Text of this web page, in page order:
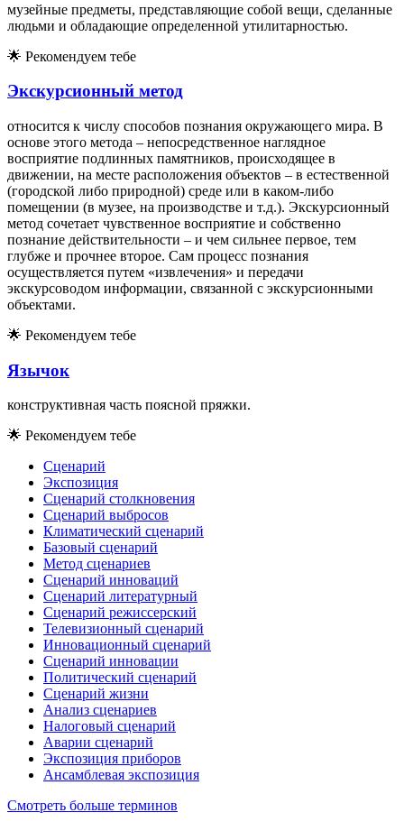
музейные предметы, представляющие собой вещи, сделанные
людьми и обладающие определенной утилитарностью.
🌟 Рекомендуем тебе
Экскурсионный метод
относится к числу способов познания окружающего мира. В
основе этого метода – непосредственное наглядное
восприятие подлинных памятников, происходящее в
движении, на месте расположения объектов – в естественной
(городской либо природной) среде или в каком-либо
помещении (в музее, на производстве и т.д.). Экскурсионный
метод сочетает чувственное восприятие и собственно
познание действительности – и чем сильнее первое, тем
глубже и прочнее второе. Сам процесс познания
осуществляется путем «извлечения» и передачи
экскурсоводом информации, связанной с экскурсионными
объектами.
🌟 Рекомендуем тебе
Язычок
конструктивная часть поясной пряжки.
🌟 Рекомендуем тебе
Сценарий
Экспозиция
Сценарий столкновения
Сценарий выбросов
Климатический сценарий
Базовый сценарий
Метод сценариев
Сценарий инноваций
Сценарий литературный
Сценарий режиссерский
Телевизионный сценарий
Инновационный сценарий
Сценарий инновации
Политический сценарий
Сценарий жизни
Анализ сценариев
Налоговый сценарий
Аварии сценарий
Экспозиция приборов
Ансамблевая экспозиция
Смотреть больше терминов